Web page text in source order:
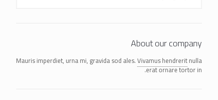
About our company
Mauris imperdiet, urna mi, gravida sod ales.Vivamus hendreritnulla
erat ornare tortor in.